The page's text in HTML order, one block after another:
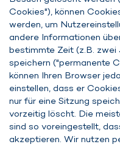
Cookies"), können
werden, um
andere Informationen
bestimmte Zeit (z.B. zwei
speichern ("permanente
können Ihren Browser
einstellen, dass er
nur für eine Sitzung
vorzeitig löscht. Die
sind so voreingestellt,
akzeptieren. Wir nutzen